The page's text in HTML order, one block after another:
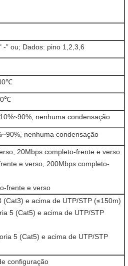
-” ou; Dados: pino 1,2,3,6
nenhuma condensação
nenhuma condensação
20Mbps completo-frente e verso
e verso, 200Mbps completo-
frente e verso
e acima de UTP/STP (≤150m)
5 (Cat5) e acima de UTP/STP
5 (Cat5) e acima de UTP/STP
configuração